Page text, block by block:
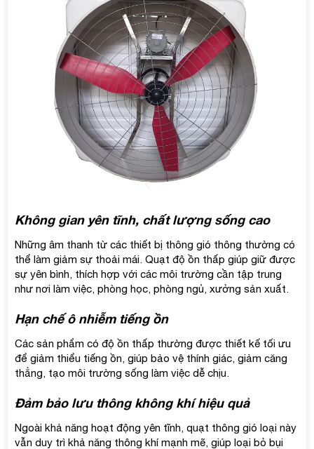
Không gian yên tĩnh, chất lượng sống cao
Những âm thanh từ các thiết bị thông gió thông thường có
thể làm giảm sự thoải mái. Quạt độ ồn thấp giúp giữ được
sự yên bình, thích hợp với các môi trường cần tập trung
như nơi làm việc, phòng học, phòng ngủ, xưởng sản xuất.
Hạn chế ô nhiễm tiếng ồn
Các sản phẩm có độ ồn thấp thường được thiết kế tối ưu
để giảm thiểu tiếng ồn, giúp bảo vệ thính giác, giảm căng
thẳng, tạo môi trường sống làm việc dễ chịu.
Đảm bảo lưu thông không khí hiệu quả
Ngoài khả năng hoạt động yên tĩnh, quạt thông gió loại này
vẫn duy trì khả năng thông khí mạnh mẽ, giúp loại bỏ bụi